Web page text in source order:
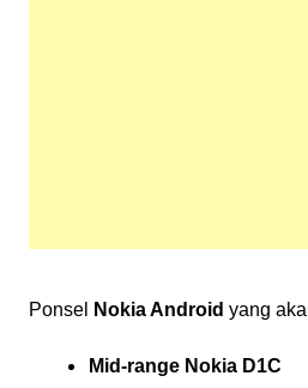
Ponsel Nokia Android yang
Mid-range Nokia D1C